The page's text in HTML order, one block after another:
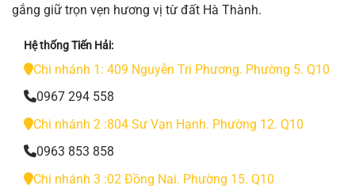
gắng giữ trọn vẹn hương vị từ đất Hà Thành.
Hệ thống Tiến Hải:
Chi nhánh 1: 409 Nguyễn Tri Phương. Phường 5. Q10
0967 294 558
Chi nhánh 2 :804 Sư Vạn Hạnh. Phường 12. Q10
0963 853 858
Chi nhánh 3 :02 Đồng Nai. Phường 15. Q10